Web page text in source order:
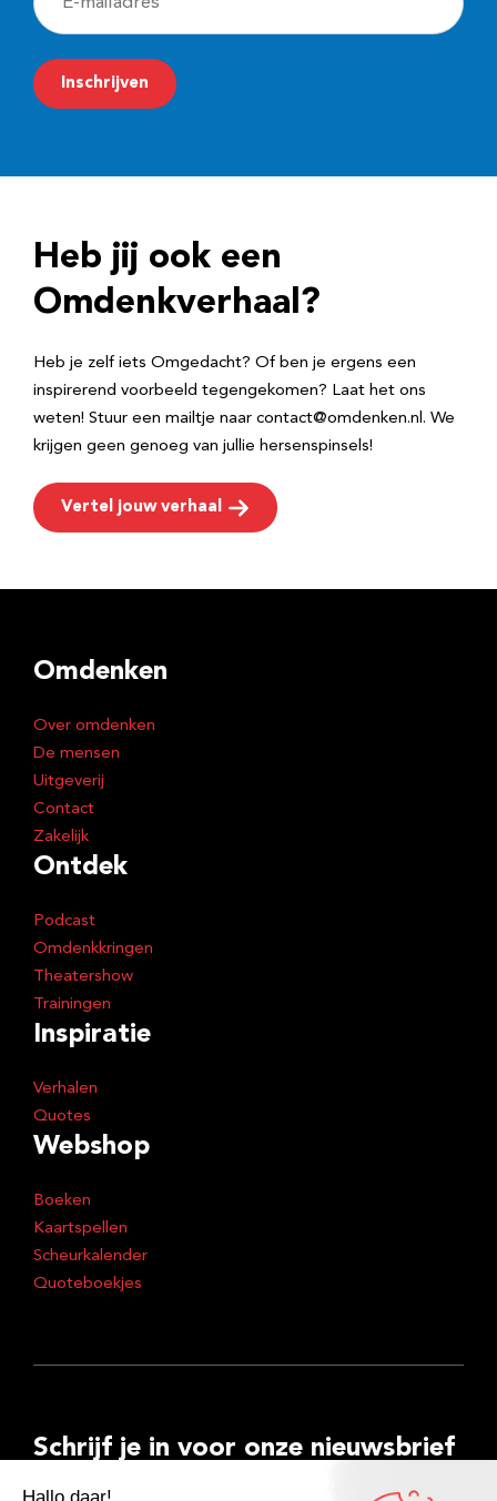
-
m
a
r
e
Inschrijven
Heb jij ook een
Omdenkverhaal?
Heb je zelf iets Omgedacht? Of ben je ergens een
inspirerend voorbeeld tegengekomen? Laat het ons
weten! Stuur een mailtje naar contact@omdenken.nl. We
krijgen geen genoeg van jullie hersenspinsels!
Vertel jouw verhaal
Omdenken
Over omdenken
De mensen
Uitgeverij
Contact
Zakelijk
Ontdek
Podcast
Omdenkkringen
Theatershow
Trainingen
Inspiratie
Verhalen
Quotes
Webshop
Boeken
Kaartspellen
Scheurkalender
Quoteboekjes
Schrijf je in voor onze nieuwsbrief